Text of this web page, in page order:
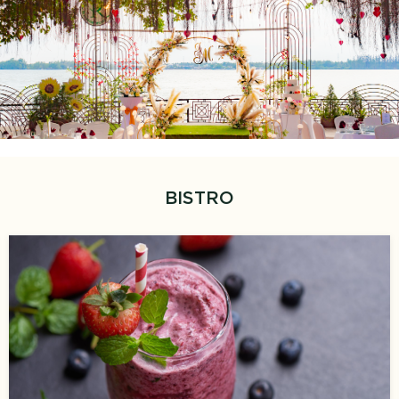
BISTRO